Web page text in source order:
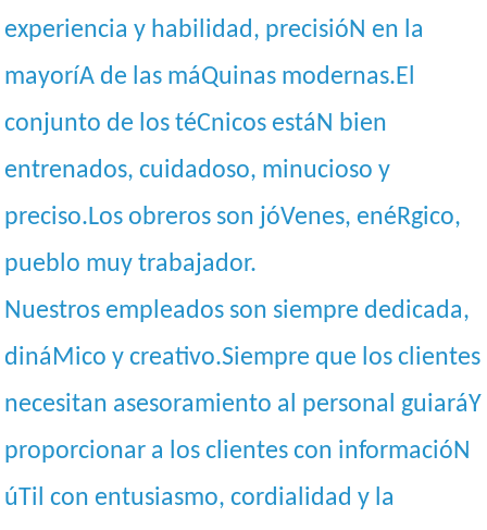
experiencia y habilidad, precisióN en la
mayoríA de las máQuinas modernas.El
conjunto de los téCnicos estáN bien
entrenados, cuidadoso, minucioso y
preciso.Los obreros son jóVenes, enéRgico,
pueblo muy trabajador.
Nuestros empleados son siempre dedicada,
dináMico y creativo.Siempre que los clientes
necesitan asesoramiento al personal guiaráY
proporcionar a los clientes con informacióN
úTil con entusiasmo, cordialidad y la